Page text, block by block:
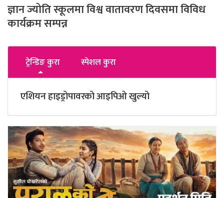
ज्ञान ज्योति स्कूलमा विश्व वातावरण दिवसमा विविध
कार्यक्रम सम्पन्न
ट्रेन्डिङ कुरा स्पेशल कुरा
एशियन हाइड्रोपावरको आइपिओ खुल्यो